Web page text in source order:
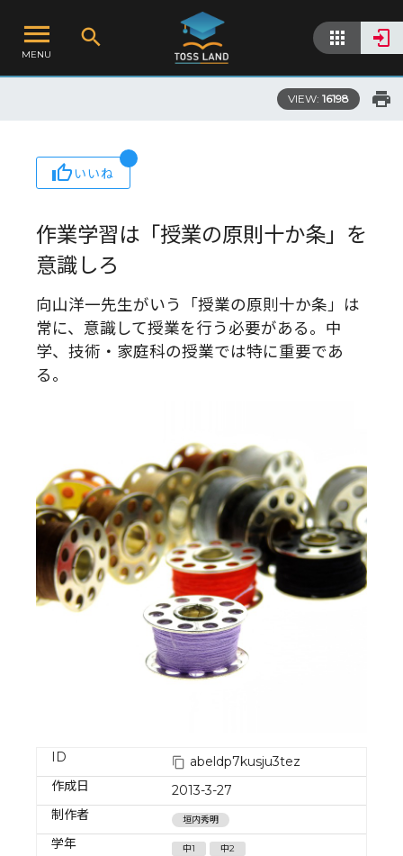
MENU
VIEW: 16198
いいね
作業学習は「授業の原則十か条」を
意識しろ
向山洋一先生がいう「授業の原則十か条」は
常に、意識して授業を行う必要がある。中
学、技術・家庭科の授業では特に重要であ
る。
ID
abeldp7kusju3tez
作成日
2013-3-27
制作者
垣内秀明
学年 中1 中2